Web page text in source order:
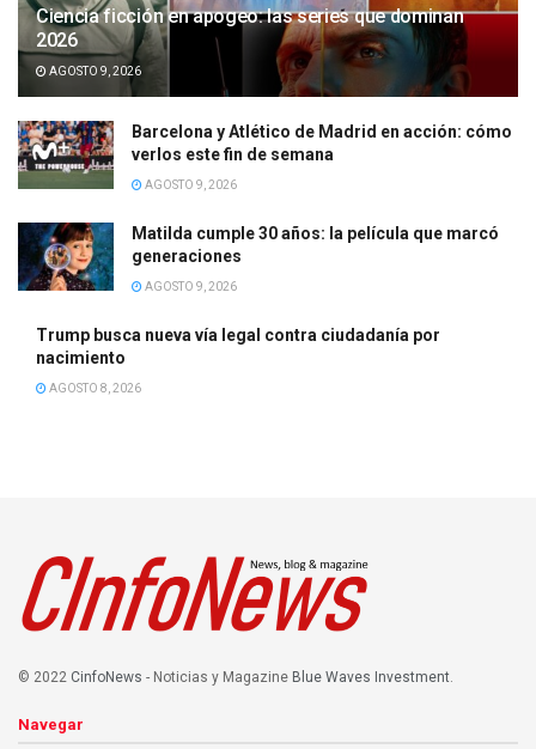
Ciencia ficción en apogeo: las series que dominan
2026
AGOSTO 9, 2026
Barcelona y Atlético de Madrid en acción: cómo
verlos este fin de semana
AGOSTO 9, 2026
Matilda cumple 30 años: la película que marcó
generaciones
AGOSTO 9, 2026
Trump busca nueva vía legal contra ciudadanía por
nacimiento
AGOSTO 8, 2026
© 2022 CinfoNews - Noticias y Magazine Blue Waves Investment
Navegar